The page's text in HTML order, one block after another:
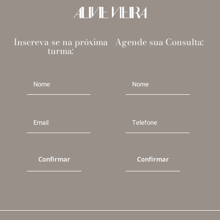
Inscreva-se na próxima
turma:
Agende sua Consulta: